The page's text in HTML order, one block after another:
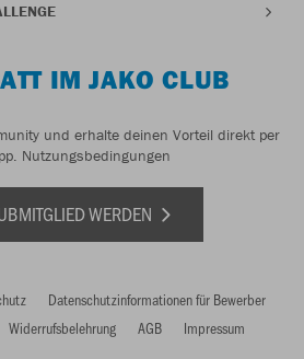
IM JAKO CLUB
und erhalte deinen Vorteil direkt per
Nutzungsbedingungen
WERDEN
Datenschutzinformationen für Bewerber
Widerrufsbelehrung AGB Impressum